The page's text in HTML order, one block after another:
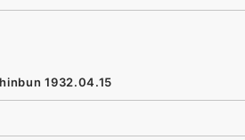
1932.04.15